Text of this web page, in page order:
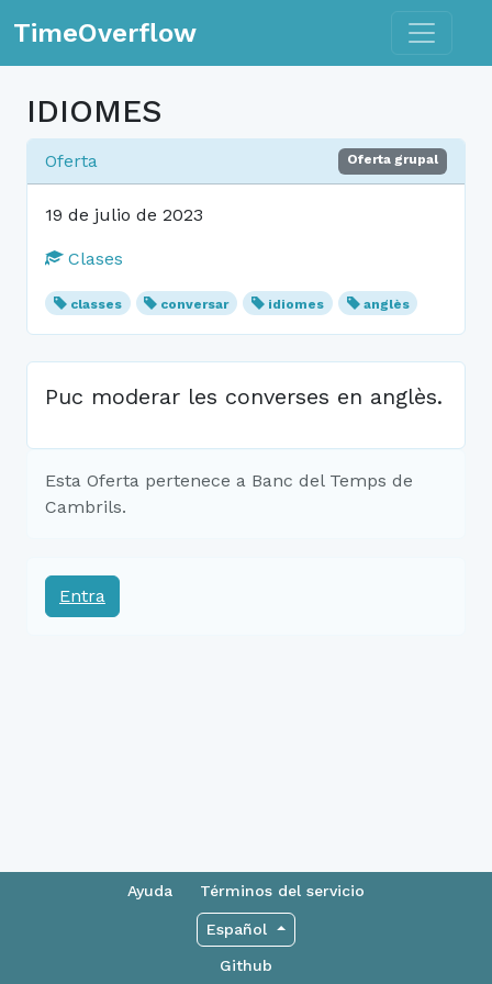
TimeOverflow Toggle
IDIOMES
Oferta Oferta grupal
19 de julio de 2023
Clases
classes conversar idiomes anglès
Puc moderar les converses en anglès.
Esta Oferta pertenece a Banc del Temps de
Cambrils.
Entra
Ayuda Términos del servicio
Español
Github